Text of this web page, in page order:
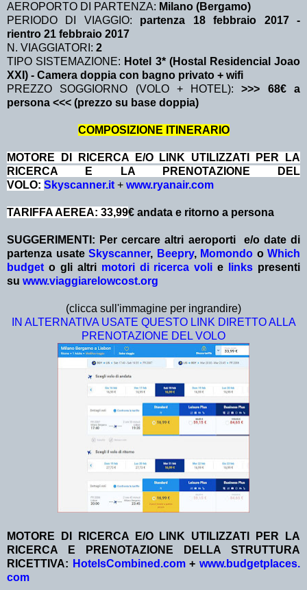
AEROPORTO DI PARTENZA: Milano (Bergamo)
PERIODO DI VIAGGIO: partenza 18 febbraio 2017-
rientro 21 febbraio 2017
N. VIAGGIATORI: 2
TIPO SISTEMAZIONE: Hotel 3* (Hostal Residencial Joao
XXI) - Camera doppia con bagno privato + wifi
PREZZO SOGGIORNO (VOLO + HOTEL):>>> 68€ a
persona <<< (prezzo su base doppia)
COMPOSIZIONE ITINERARIO
MOTORE DI RICERCA E/O LINK UTILIZZATI PER LA
RICERCA E LA PRENOTAZIONE DEL
VOLO: Skyscanner.it + www.ryanair.com
TARIFFA AEREA: 33,99€ andata e ritorno a persona
SUGGERIMENTI: Per cercare altri aeroporti e/o date di
partenza usate Skyscanner, Beepry, Momondo o Which
budget o gli altri motori di ricerca voli e links presenti
su www.viaggiarelowcost.org
(clicca sull'immagine per ingrandire)
IN ALTERNATIVA USATE QUESTO LINK DIRETTO ALLA
PRENOTAZIONE DEL VOLO
MOTORE DI RICERCA E/O LINK UTILIZZATI PER LA
RICERCA E PRENOTAZIONE DELLA STRUTTURA
RICETTIVA: HotelsCombined.com+www.budgetplaces.
com